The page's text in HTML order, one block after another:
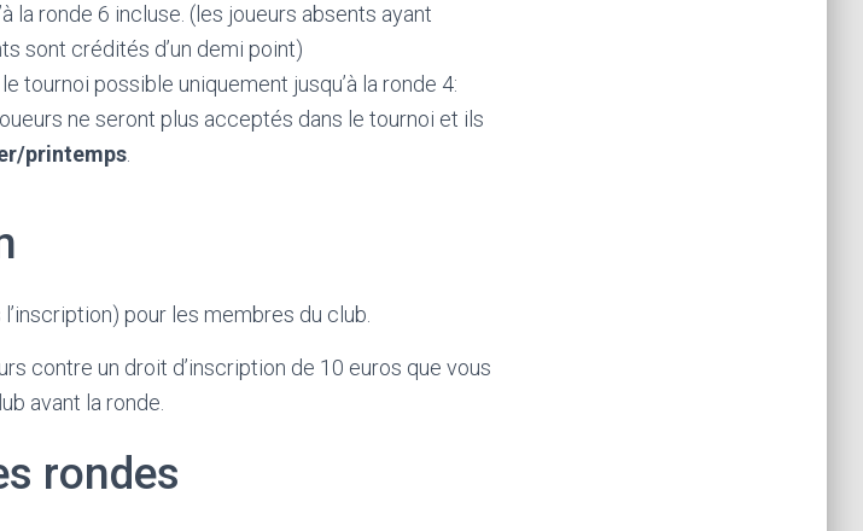
la ronde 6 incluse. (les joueurs absents ayant
sont crédités d’un demi point)
tournoi possible uniquement jusqu’à la ronde 4:
ne seront plus acceptés dans le tournoi et ils
printemps
pour les membres du club.
contre un droit d’inscription de 10 euros que vous
avant la ronde.
rondes